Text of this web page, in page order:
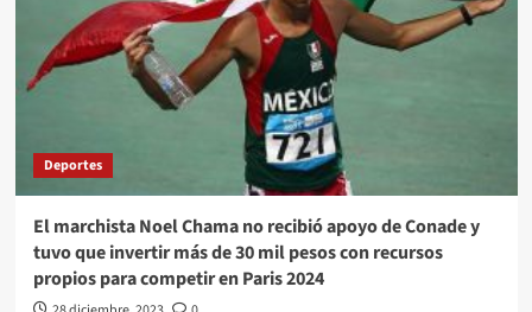
muy
buena
la
reunión
de
del
gobierno
de
su
Deportes
El marchista Noel Chama no recibió apoyo de Conade y
tuvo que invertir más de 30 mil pesos con recursos
propios para competir en Paris 2024